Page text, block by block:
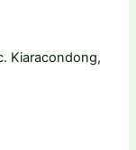
Kiaracondong,